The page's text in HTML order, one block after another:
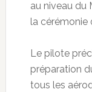
au niveau du
la cérémonie
Le pilote
préparation
tous les